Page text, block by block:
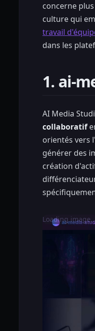
concerne
culture qui
travail
dans les
1. ai-
AI Media
collaboratif
orientés vers
générer des
création
Loading